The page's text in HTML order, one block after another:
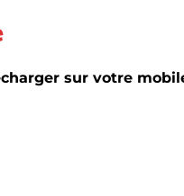
sur votre